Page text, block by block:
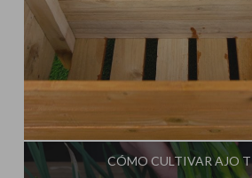
Influencer:Cultivo Paso
CÓMO CULTIVAR AJO